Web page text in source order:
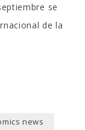
se
de la
news